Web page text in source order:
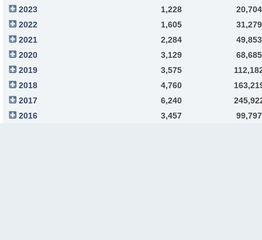
2023 1,228
20,704
2022
1,605
31,279
2021
2,284
49,853
2020
3,129
68,685
2019
3,575
2018
4,760
2017
6,240
2016
3,457 99,797